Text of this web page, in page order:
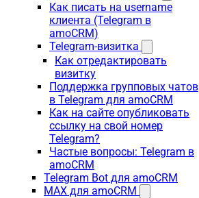
Как писать на username
клиента (Telegram в
amoCRM)
Telegram-визитка
Как отредактировать
визитку
Поддержка групповых чатов
в Telegram для amoCRM
Как на сайте опубликовать
ссылку на свой номер
Telegram?
Частые вопросы: Telegram в
amoCRM
Telegram Bot для amoCRM
MAX для amoCRM